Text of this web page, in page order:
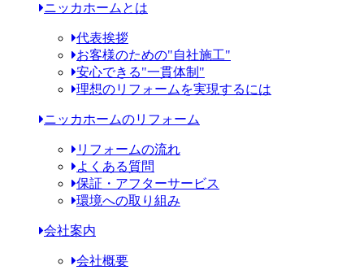
ニッカホームとは
代表挨拶
お客様のための"自社施工"
安心できる"一貫体制"
理想のリフォームを実現するには
ニッカホームのリフォーム
リフォームの流れ
よくある質問
保証・アフターサービス
環境への取り組み
会社案内
会社概要